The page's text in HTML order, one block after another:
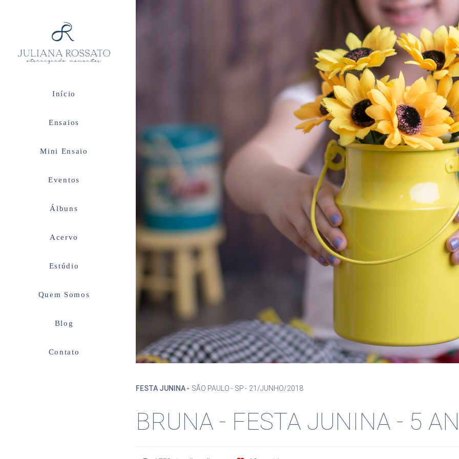
Início
Ensaios
Mini Ensaio
Eventos
Álbuns
Acervo
Estúdio
Quem Somos
Blog
Contato
FESTA JUNINA SÃO PAULO - SP 21/JUNHO/2018
BRUNA - FESTA JUNINA - 5